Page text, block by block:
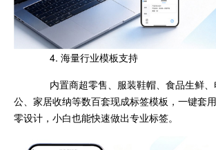
4. 海量行业模板支持
内置商超零售、服装鞋帽、食品生鲜、
公、家居收纳等数百套现成标签模板，一键套
零设计，小白也能快速做出专业标签。